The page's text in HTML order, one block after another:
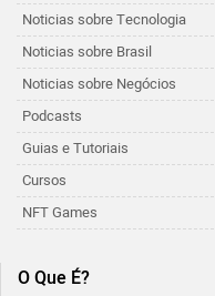
Noticias sobre Tecnologia
Noticias sobre Brasil
Noticias sobre Negócios
Podcasts
Guias e Tutoriais
Cursos
NFT Games
O Que É?